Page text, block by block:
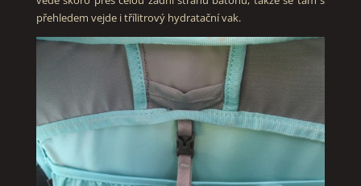
přehledem vejde i třílitrový hydratační vak.